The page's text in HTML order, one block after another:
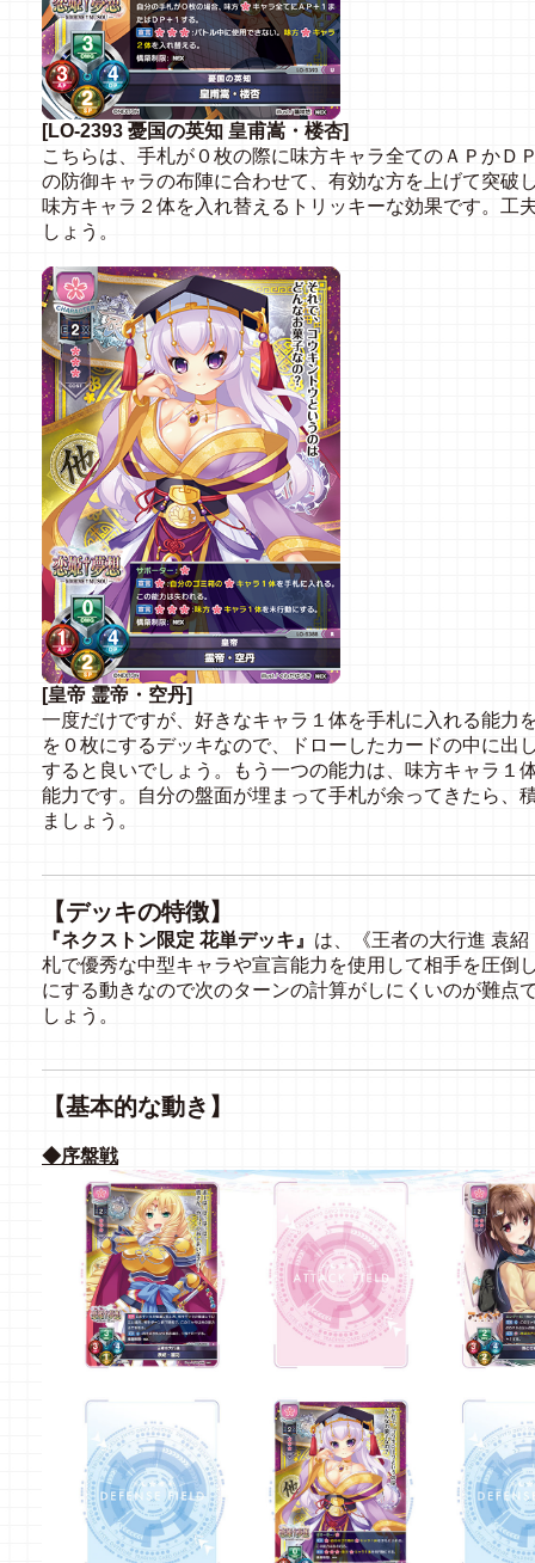
[LO-2393 憂国の英知 皇甫嵩・楼杏]
こちらは、手札が０枚の際に味方キャラ全てのＡＰかＤ
の防御キャラの布陣に合わせて、有効な方を上げて突破
味方キャラ２体を入れ替えるトリッキーな効果です。工
しょう。
[皇帝 霊帝・空丹]
一度だけですが、好きなキャラ１体を手札に入れる能力
を０枚にするデッキなので、ドローしたカードの中に
すると良いでしょう。もう一つの能力は、味方キャラ１
能力です。自分の盤面が埋まって手札が余ってきたら、
ましょう。
【デッキの特徴】
『ネクストン限定 花単デッキ』 は、《王者の大行進 袁
札で優秀な中型キャラや宣言能力を使用して相手を圧倒
にする動きなので次のターンの計算がしにくいのが難点
しょう。
【基本的な動き】
◆序盤戦